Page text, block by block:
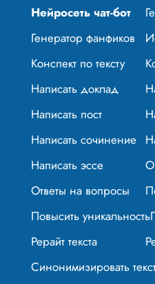
Нейросеть чат-бот
Генератор фанфиков
Конспект по тексту
Написать доклад
Написать пост
Написать сочинение
Написать эссе
Ответы на вопросы
Повысить уникальность
Рерайт текста
Синонимизировать